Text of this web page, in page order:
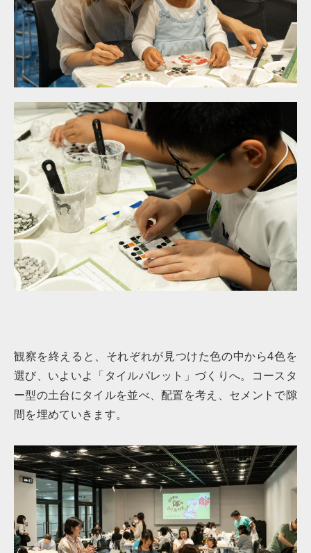
観察を終えると、それぞれが見つけた色の中から4色を
選び、いよいよ「タイルパレット」づくりへ。コースタ
ー型の土台にタイルを並べ、配置を考え、セメントで隙
間を埋めていきます。